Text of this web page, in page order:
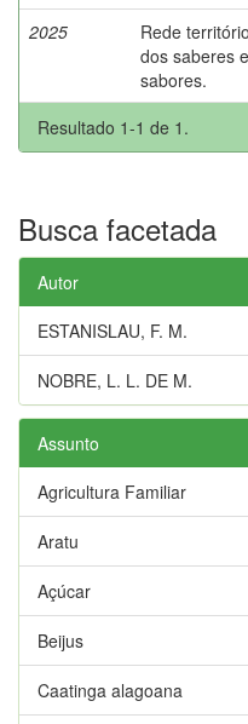
2025
Rede
dos saberes e
sabores.
Resultado 1-1 de 1.
Busca facetada
Autor
ESTANISLAU, F. M.
NOBRE, L. L. DE M.
Assunto
Agricultura Familiar
Aratu
Açúcar
Beijus
Caatinga alagoana